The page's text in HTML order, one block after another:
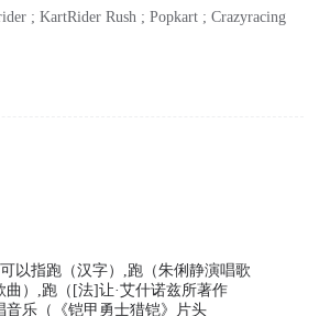
; KartRider Rush ; Popkart ; Crazyracing
以指跑（汉字）,跑（朱俐静演唱歌
曲）,跑（[法]让·艾什诺兹所著作
音乐（《铠甲勇士猎铠》片头